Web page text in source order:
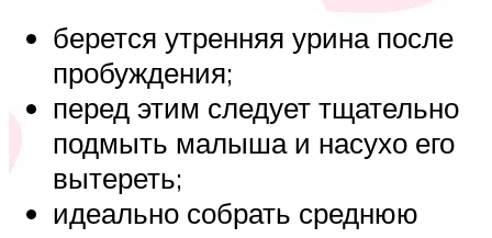
берется утренняя урина после
пробуждения;
перед этим следует тщательно
подмыть малыша и насухо его
вытереть;
идеально собрать среднюю